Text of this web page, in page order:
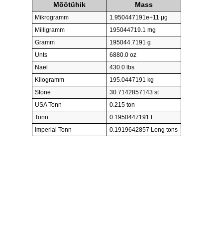
Mõõtühik Mass
Mikrogramm
1.950447191e+11 µg
Milligramm
195044719.1 mg
Gramm
195044.7191 g
Unts
6880.0 oz
Nael
430.0 lbs
Kilogramm
195.0447191 kg
Stone
30.7142857143 st
USA Tonn
0.215 ton
Tonn
0.1950447191 t
Imperial Tonn
0.1919642857 Long tons